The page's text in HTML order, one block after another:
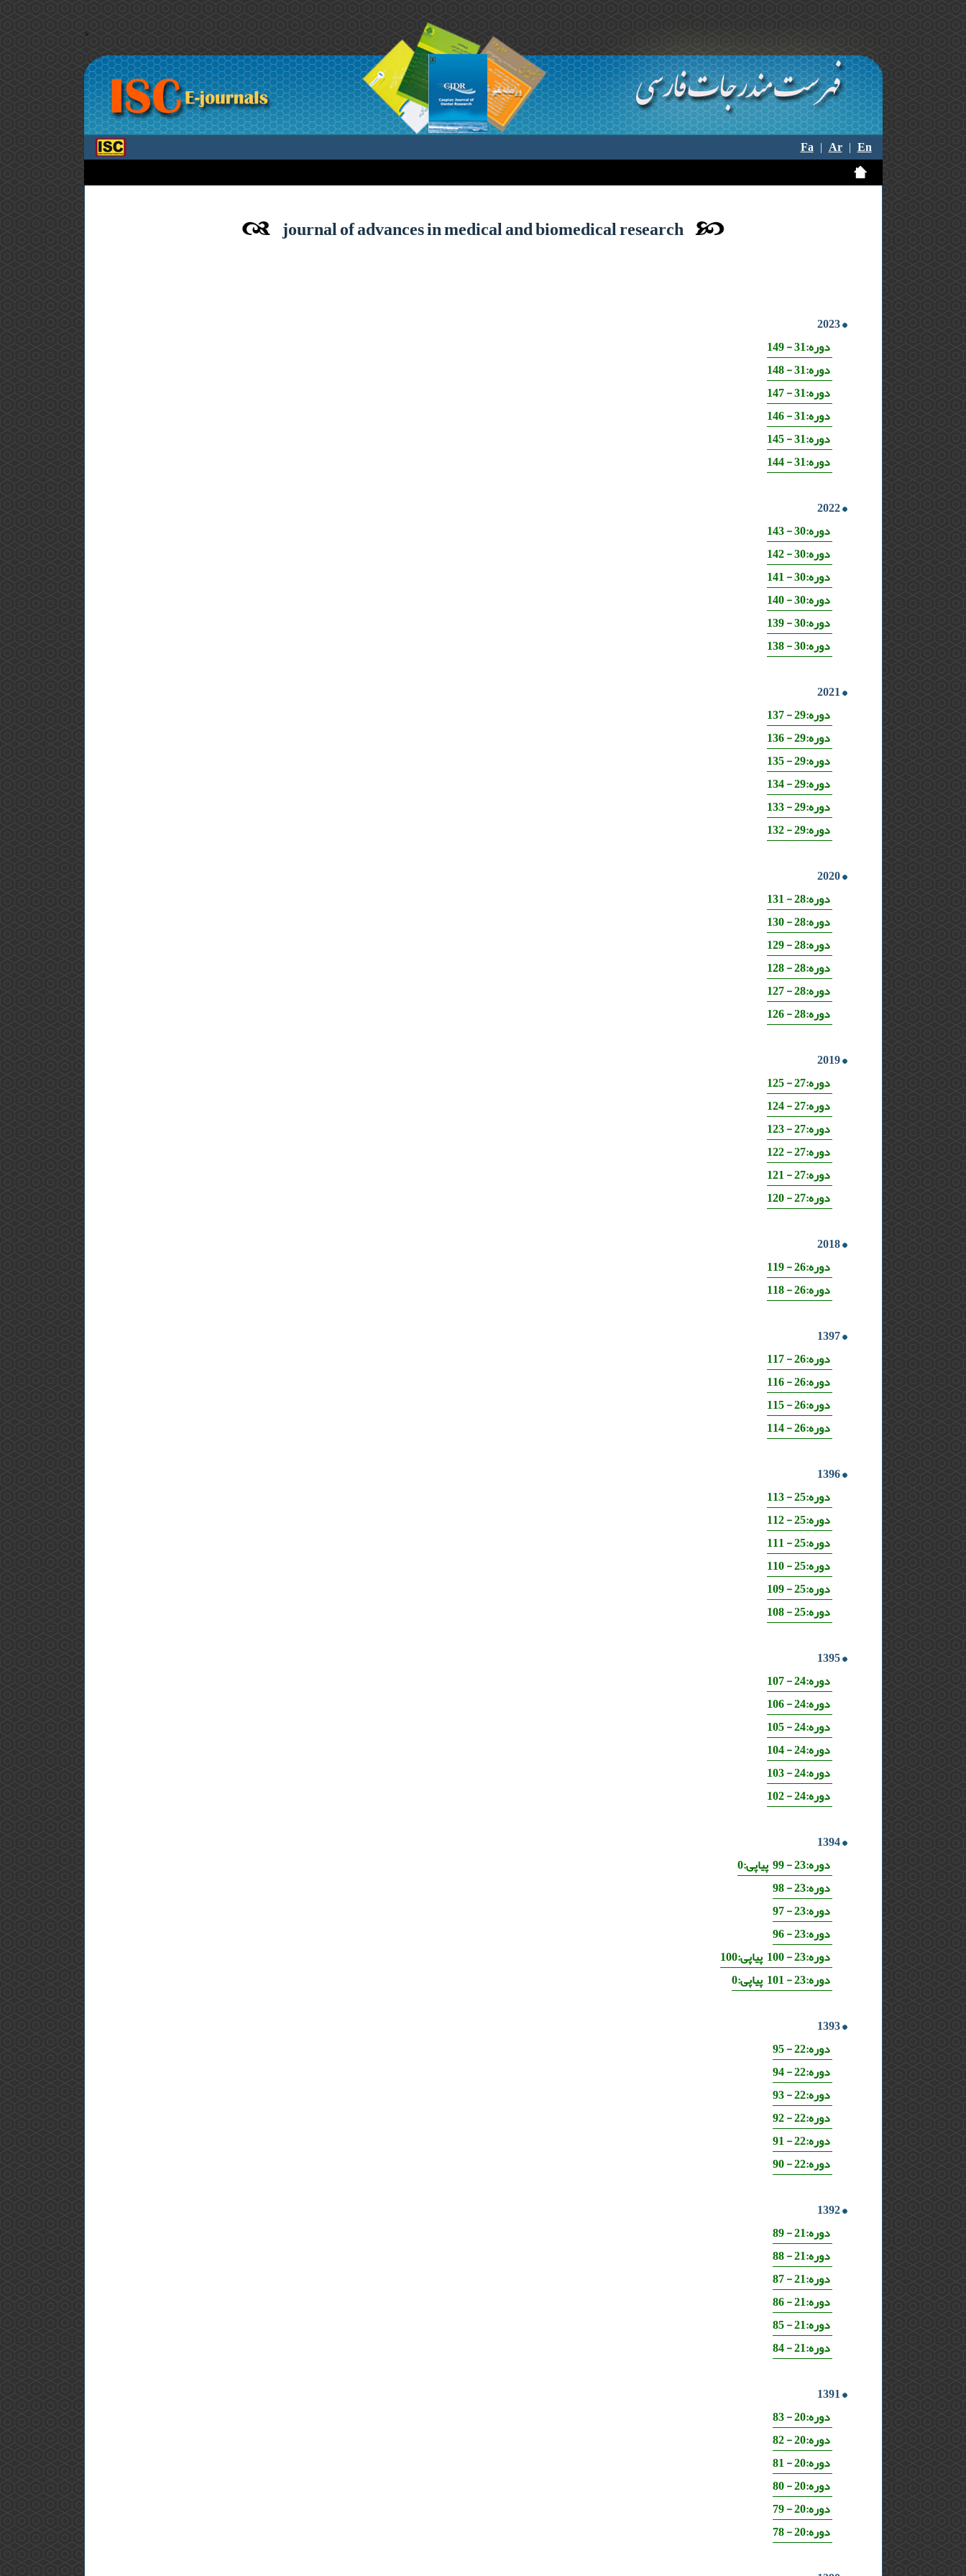
>
Fa|Ar|En
journal of advances in medical and biomedical research
2023
دوره:31 - 149
دوره:31 - 148
دوره:31 - 147
دوره:31 - 146
دوره:31 - 145
دوره:31 - 144
2022
دوره:30 - 143
دوره:30 - 142
دوره:30 - 141
دوره:30 - 140
دوره:30 - 139
دوره:30 - 138
2021
دوره:29 - 137
دوره:29 - 136
دوره:29 - 135
دوره:29 - 134
دوره:29 - 133
دوره:29 - 132
2020
دوره:28 - 131
دوره:28 - 130
دوره:28 - 129
دوره:28 - 128
دوره:28 - 127
دوره:28 - 126
2019
دوره:27 - 125
دوره:27 - 124
دوره:27 - 123
دوره:27 - 122
دوره:27 - 121
دوره:27 - 120
2018
دوره:26 - 119
دوره:26 - 118
1397
دوره:26 - 117
دوره:26 - 116
دوره:26 - 115
دوره:26 - 114
1396
دوره:25 - 113
دوره:25 - 112
دوره:25 - 111
دوره:25 - 110
دوره:25 - 109
دوره:25 - 108
1395
دوره:24 - 107
دوره:24 - 106
دوره:24 - 105
دوره:24 - 104
دوره:24 - 103
دوره:24 - 102
1394
دوره:23 - 99 پیاپی:0
دوره:23 - 98
دوره:23 - 97
دوره:23 - 96
دوره:23 - 100 پیاپی:100
دوره:23 - 101 پیاپی:0
1393
دوره:22 - 95
دوره:22 - 94
دوره:22 - 93
دوره:22 - 92
دوره:22 - 91
دوره:22 - 90
1392
دوره:21 - 89
دوره:21 - 88
دوره:21 - 87
دوره:21 - 86
دوره:21 - 85
دوره:21 - 84
1391
دوره:20 - 83
دوره:20 - 82
دوره:20 - 81
دوره:20 - 80
دوره:20 - 79
دوره:20 - 78